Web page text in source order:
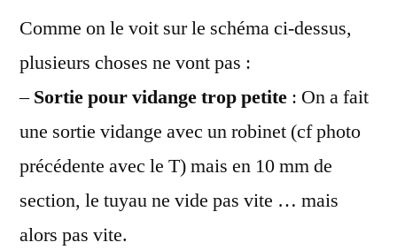
Comme on le voit sur le schéma ci-dessus,
plusieurs choses ne vont pas :
–Sortie pour vidange trop petite : On a fait
une sortie vidange avec un robinet (cf photo
précédente avec le T) mais en 10 mm de
section, le tuyau ne vide pas vite … mais
alors pas vite.